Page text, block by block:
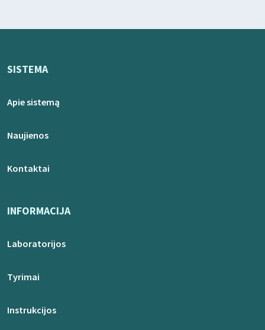
SISTEMA
Apie sistemą
Naujienos
Kontaktai
INFORMACIJA
Laboratorijos
Tyrimai
Instrukcijos